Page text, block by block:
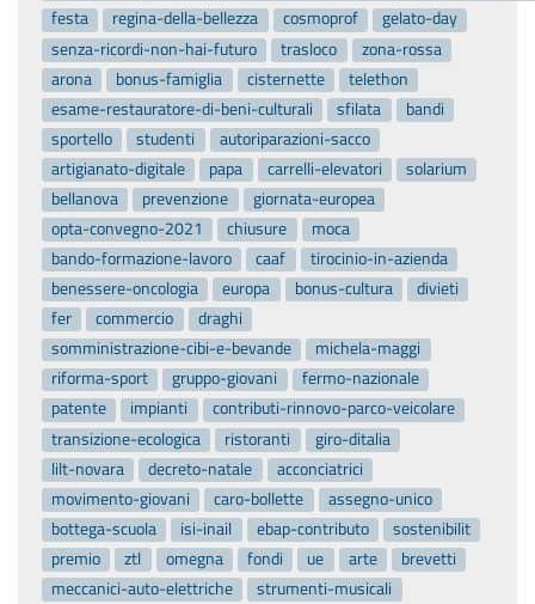
festa
regina-della-bellezza cosmoprof
gelato-day
senza-ricordi-non-hai-futuro
trasloco
zona-rossa
arona
bonus-famiglia cisternette
telethon
esame-restauratore-di-beni-culturali
sfilata
bandi
sportello
studenti
autoriparazioni-sacco
artigianato-digitale
papa carrelli-elevatori
solarium
bellanova
prevenzione
giornata-europea
opta-convegno-2021
chiusure
moca
bando-formazione-lavoro
caaf
tirocinio-in-azienda
benessere-oncologia
europa bonus-cultura
divieti
fer
commercio
draghi
somministrazione-cibi-e-bevande
michela-maggi
riforma-sport
gruppo-giovani
fermo-nazionale
patente
impianti
contributi-rinnovo-parco-veicolare
transizione-ecologica
ristoranti
giro-ditalia
lilt-novara
decreto-natale
acconciatrici
movimento-giovani
caro-bollette
assegno-unico
bottega-scuola
isi-inail ebap-contributo
sostenibilit
premio
ztl omegna fondi ue arte
brevetti
meccanici-auto-elettriche
strumenti-musicali